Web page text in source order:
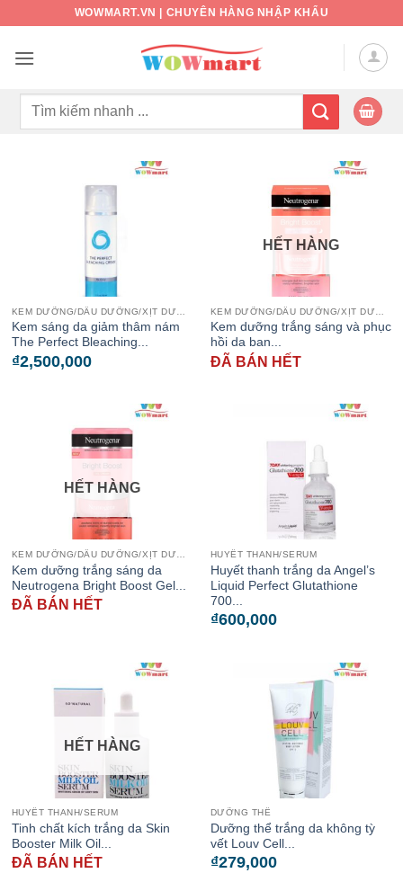
nội
WOWMART.VN | CHUYÊN HÀNG NHẬP KHẨU
Tìm
Kem sáng da giảm thâm nám
The Perfect Bleaching...
₫2,500,000
HẾT HÀNG
Kem dưỡng trắng sáng và phục
hồi da ban...
ĐÃ BÁN HẾT
HẾT HÀNG
Kem dưỡng trắng sáng da
Neutrogena Bright Boost Gel...
ĐÃ BÁN HẾT
HUYẾT THANH/SERUM
Huyết thanh trắng da Angel’s
Liquid Perfect Glutathione
700...
₫600,000
HẾT HÀNG
HUYẾT THANH/SERUM
Tinh chất kích trắng da Skin
Booster Milk Oil...
ĐÃ BÁN HẾT
DƯỠNG THỂ
Dưỡng thể trắng da không tỳ
vết Louv Cell...
₫279,000